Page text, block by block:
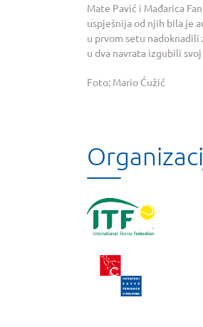
Mate Pavić i Mađarica
uspješnija od njih bila je
u prvom setu nadoknadili
u dva navrata izgubili
Foto: Mario Ćužić